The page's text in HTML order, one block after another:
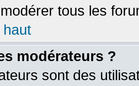
tous les
haut
modérateurs ?
sont des